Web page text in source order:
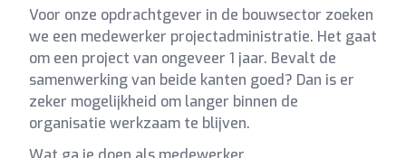
Voor onze opdrachtgever in de bouwsector zoeken
we een medewerker projectadministratie. Het gaat
om een project van ongeveer 1 jaar. Bevalt de
samenwerking van beide kanten goed? Dan is er
zeker mogelijkheid om langer binnen de
organisatie werkzaam te blijven.